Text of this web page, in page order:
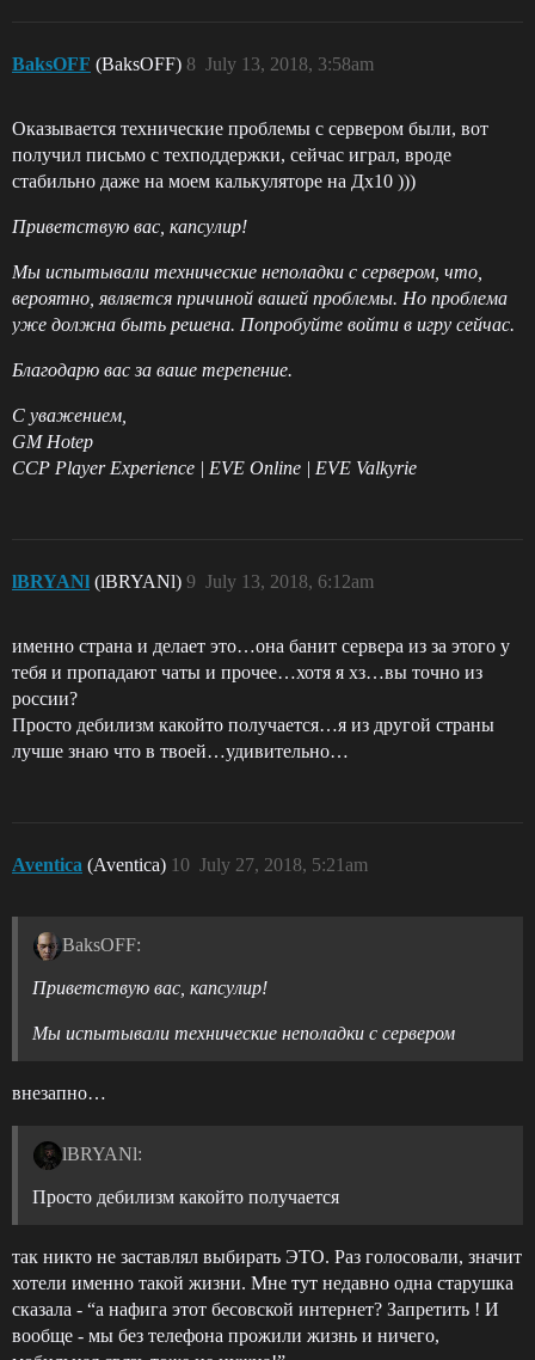
BaksOFF (BaksOFF) July 13, 2018, 3:58am
8
Оказывается технические проблемы с сервером были, вот
получил письмо с техподдержки, сейчас играл, вроде
стабильно даже на моем калькуляторе на Дх10 )))
Приветствую вас, капсулир!
Мы испытывали технические неполадки с сервером, что,
вероятно, является причиной вашей проблемы. Но проблема
уже должна быть решена. Попробуйте войти в игру сейчас.
Благодарю вас за ваше терепение.
С уважением,
GM Hotep
CCP Player Experience | EVE Online | EVE Valkyrie
lBRYANl (lBRYANl) July 13, 2018, 6:12am
9
именно страна и делает это…она банит сервера из за этого у
тебя и пропадают чаты и прочее…хотя я хз…вы точно из
россии?
Просто дебилизм какойто получается…я из другой страны
лучше знаю что в твоей…удивительно…
Aventica (Aventica) July 27, 2018, 5:21am
10
BaksOFF:
Приветствую вас, капсулир!
Мы испытывали технические неполадки с сервером
внезапно…
lBRYANl:
Просто дебилизм какойто получается
так никто не заставлял выбирать ЭТО. Раз голосовали, значит
хотели именно такой жизни. Мне тут недавно одна старушка
сказала - “а нафига этот бесовской интернет? Запретить ! И
вообще - мы без телефона прожили жизнь и ничего,